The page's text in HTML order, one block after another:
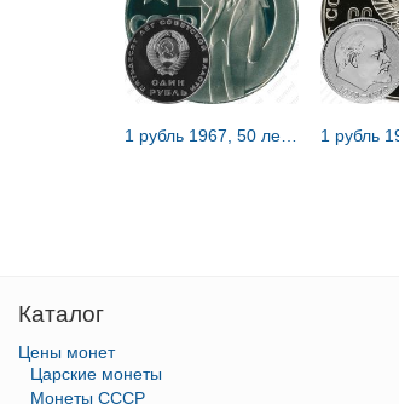
Каталог
Цены монет
Царские монеты
Монеты СССР